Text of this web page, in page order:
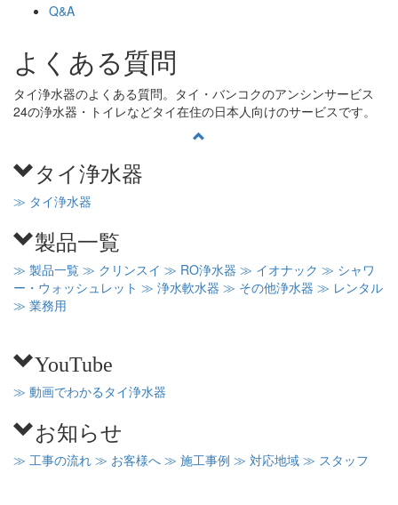
Q&A
よくある質問
タイ浄水器のよくある質問。タイ・バンコクのアンシンサービス
24の浄水器・トイレなどタイ在住の日本人向けのサービスです。
タイ浄水器
≫ タイ浄水器
製品一覧
≫ 製品一覧 ≫ クリンスイ ≫ RO浄水器 ≫ イオナック ≫ シャワ
ー・ウォッシュレット ≫ 浄水軟水器 ≫ その他浄水器 ≫ レンタル
≫ 業務用
YouTube
≫ 動画でわかるタイ浄水器
お知らせ
≫ 工事の流れ ≫ お客様へ ≫ 施工事例 ≫ 対応地域 ≫ スタッフ